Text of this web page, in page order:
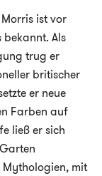
ist vor
bekannt. Als
trug er
britischer
er neue
Farben auf
ließ er sich
mit